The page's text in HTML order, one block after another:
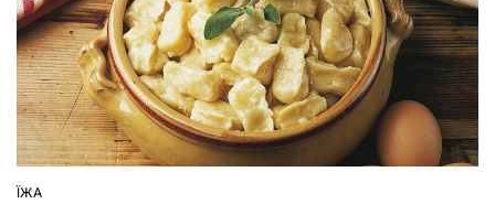
ОПУБЛІКУВАТИ
ЇЖА